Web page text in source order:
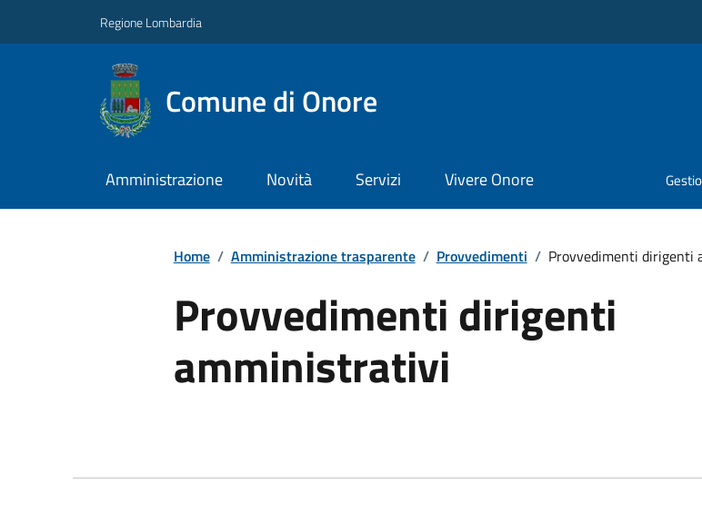
Regione Lombardia
Comune di Onore
Amministrazione Novità Servizi Vivere Onore
Home / Amministrazione trasparente / Provvedimenti / Provvedimenti dirigenti
Provvedimenti dirigenti
amministrativi